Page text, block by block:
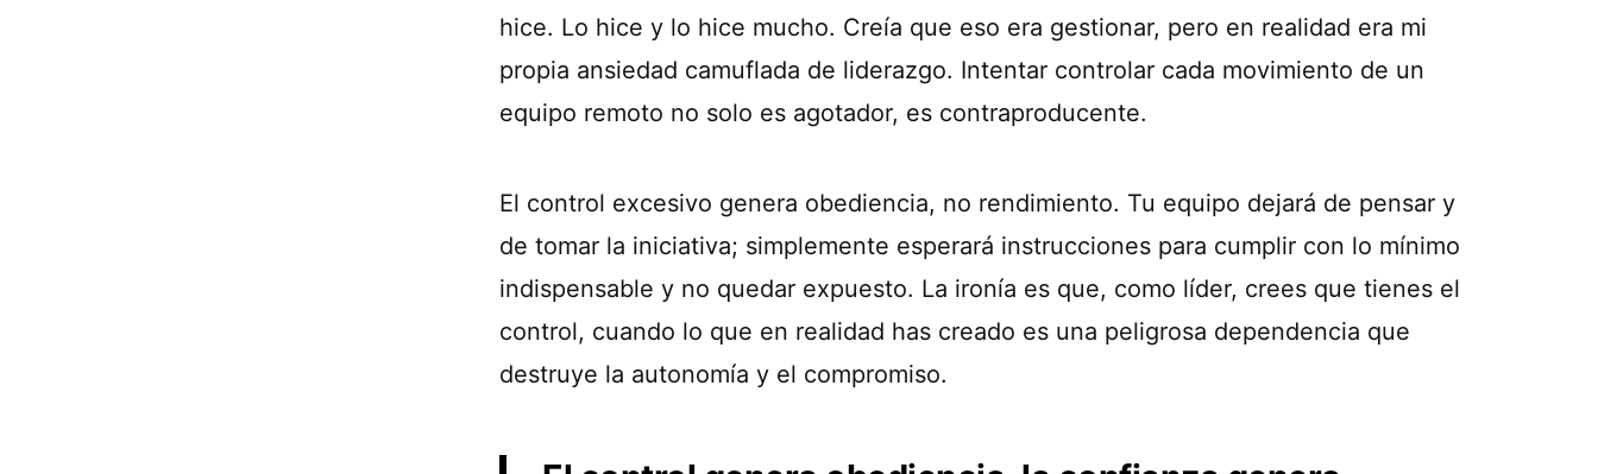
hice. Lo hice y lo hice mucho. Creía que eso era gestionar, pero en realidad era mi
propia ansiedad camuflada de liderazgo. Intentar controlar cada movimiento de un
equipo remoto no solo es agotador, es contraproducente.
El control excesivo genera obediencia, no rendimiento. Tu equipo dejará de pensar y
de tomar la iniciativa; simplemente esperará instrucciones para cumplir con lo mínimo
indispensable y no quedar expuesto. La ironía es que, como líder, crees que tienes el
control, cuando lo que en realidad has creado es una peligrosa dependencia que
destruye la autonomía y el compromiso.